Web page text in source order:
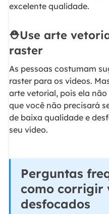
excelente qualidade.
⛑️Use arte
raster
As pessoas costumam
raster para os vídeos.
arte vetorial, pois ela
que você não precisará
de baixa qualidade e
seu vídeo.
Perguntas
como corrigir
desfocados